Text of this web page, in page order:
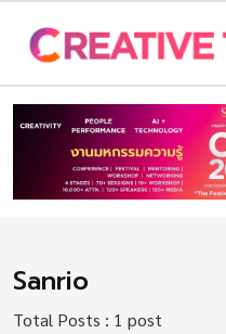
Sanrio
Total Posts : 1 post